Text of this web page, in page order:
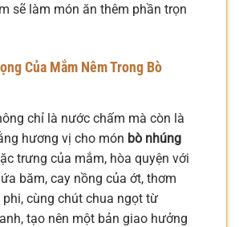
sẽ làm món ăn thêm phần trọn
Của Mắm Nêm Trong Bò
chỉ là nước chấm mà còn là
hương vị cho món bò nhúng
trưng của mắm, hòa quyện với
băm, cay nồng của ớt, thơm
cùng chút chua ngọt từ
tạo nên một bản giao hưởng